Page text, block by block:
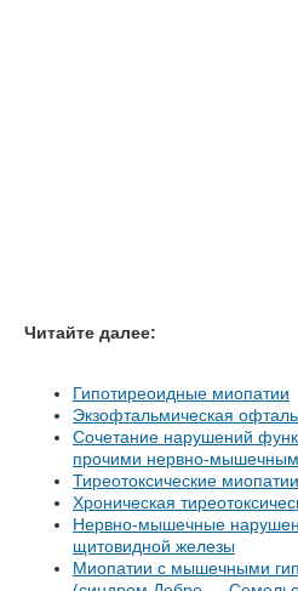
Читайте далее:
Гипотиреоидные миопатии
Экзофтальмическая
Сочетание нарушений
прочими нервно-
Тиреотоксические миопатии
Хроническая
Нервно-мышечные
щитовидной железы
Миопатии с мышечными